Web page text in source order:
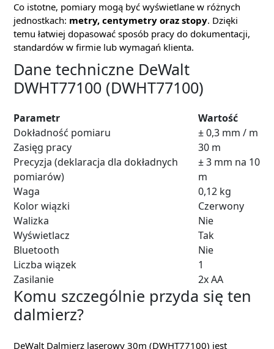
Co istotne, pomiary mogą być wyświetlane w różnych
jednostkach: metry, centymetry oraz stopy. Dzięki
temu łatwiej dopasować sposób pracy do dokumentacji,
standardów w firmie lub wymagań klienta.
Dane techniczne DeWalt
DWHT77100 (DWHT77100)
Parametr
Wartość
Dokładność pomiaru
± 0,3 mm / m
Zasięg pracy
30 m
Precyzja (deklaracja dla dokładnych
pomiarów)
± 3 mm na 10
m
Waga
0,12 kg
Kolor wiązki
Czerwony
Walizka
Nie
Wyświetlacz
Tak
Bluetooth
Nie
Liczba wiązek
1
Zasilanie
2x AA
Komu szczególnie przyda się ten
dalmierz?
DeWalt Dalmierz laserowy 30m (DWHT77100) jest